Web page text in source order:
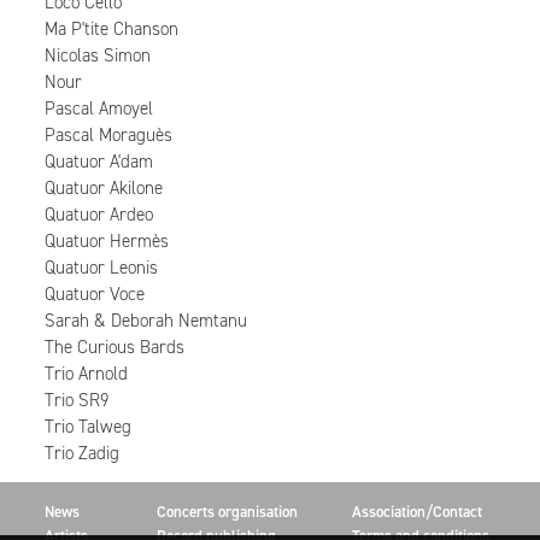
Ma P'tite Chanson
Nicolas Simon
Nour
Pascal Amoyel
Pascal Moraguès
Quatuor A'dam
Quatuor Akilone
Quatuor Ardeo
Quatuor Hermès
Quatuor Leonis
Quatuor Voce
Sarah & Deborah Nemtanu
The Curious Bards
Trio Arnold
Trio SR9
Trio Talweg
Trio Zadig
News
Artists
Concerts organisation
Record publishing
Association/Contact
Terms and conditions